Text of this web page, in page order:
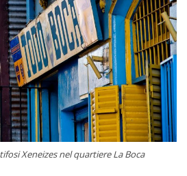
Xeneizes nel quartiere La Boca